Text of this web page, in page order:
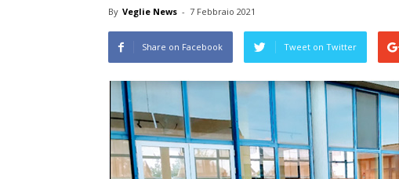
By Veglie News - 7 Febbraio 2021
Share on Facebook Tweet on Twitter